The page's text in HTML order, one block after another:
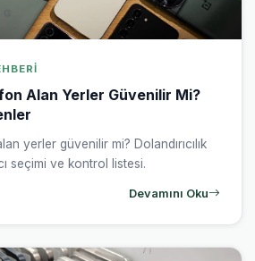
Alan Yerler Güvenilir Mi?
yerler güvenilir mi? Dolandırıcılık
seçimi ve kontrol listesi.
Devamını Oku